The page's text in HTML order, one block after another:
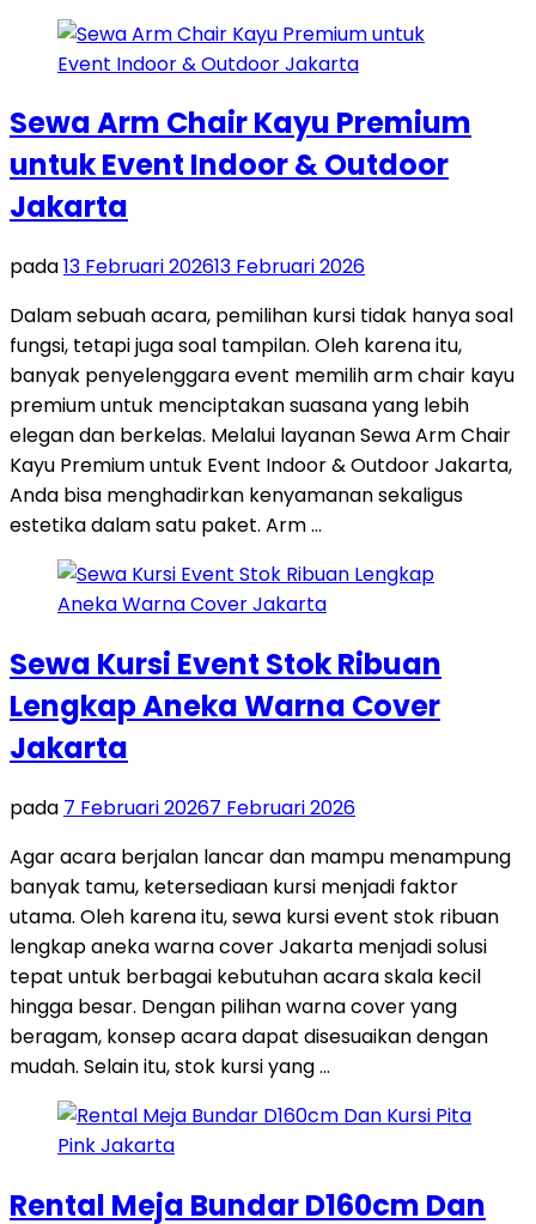
Sewa Arm Chair Kayu Premium
untuk Event Indoor & Outdoor
Jakarta
pada13 Februari 202613 Februari 2026
Dalam sebuah acara, pemilihan kursi tidak hanya soal
fungsi, tetapi juga soal tampilan. Oleh karena itu,
banyak penyelenggara event memilih arm chair kayu
premium untuk menciptakan suasana yang lebih
elegan dan berkelas. Melalui layanan Sewa Arm Chair
Kayu Premium untuk Event Indoor & Outdoor Jakarta,
Anda bisa menghadirkan kenyamanan sekaligus
estetika dalam satu paket. Arm …
Sewa Kursi Event Stok Ribuan
Lengkap Aneka Warna Cover
Jakarta
pada 7 Februari 20267 Februari 2026
Agar acara berjalan lancar dan mampu menampung
banyak tamu, ketersediaan kursi menjadi faktor
utama. Oleh karena itu, sewa kursi event stok ribuan
lengkap aneka warna cover Jakarta menjadi solusi
tepat untuk berbagai kebutuhan acara skala kecil
hingga besar. Dengan pilihan warna cover yang
beragam, konsep acara dapat disesuaikan dengan
mudah. Selain itu, stok kursi yang …
Rental Meja Bundar D160cm Dan